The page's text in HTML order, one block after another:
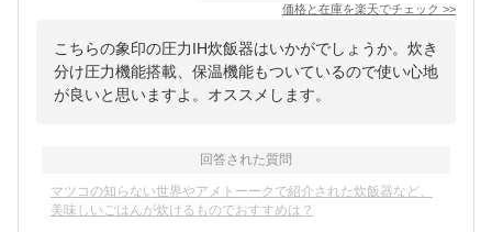
価格と在庫を楽天でチェック >>
こちらの象印の圧力IH炊飯器はいかがでしょうか。炊き
分け圧力機能搭載、保温機能もついているので使い心地
が良いと思いますよ。オススメします。
回答された質問
マツコの知らない世界やアメトーークで紹介された炊飯器など、
美味しいごはんが炊けるものでおすすめは？